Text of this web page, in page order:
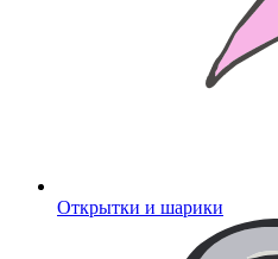
Открытки и шарики